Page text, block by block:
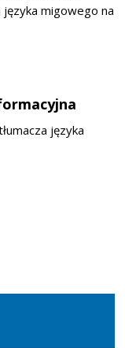
języka migowego na
języka